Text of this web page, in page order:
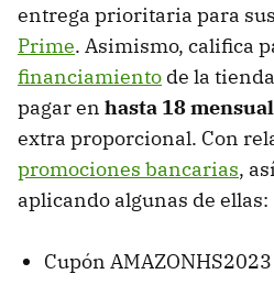
entrega prioritaria para
Prime. Asimismo, califica
financiamiento de la
pagar en hasta 18
extra proporcional. Con
promociones bancarias,
aplicando algunas de ellas:
Cupón